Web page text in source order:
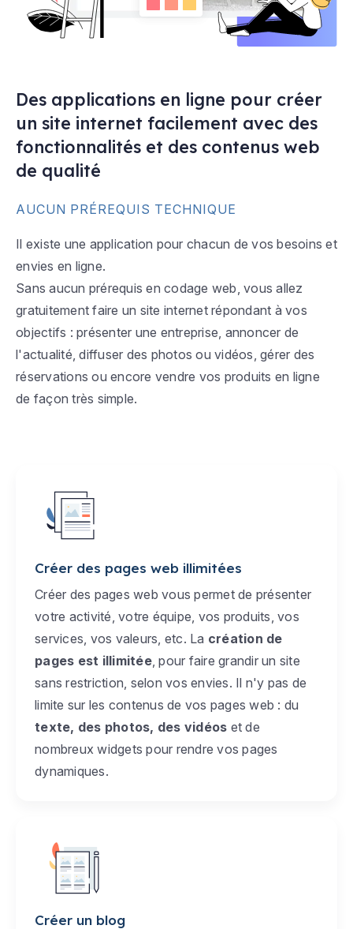
Des applications en ligne pour créer
un site internet facilement avec des
fonctionnalités et des contenus web
de qualité
AUCUN PRÉREQUIS TECHNIQUE
Il existe une application pour chacun de vos besoins et
envies en ligne.
Sans aucun prérequis en codage web, vous allez
gratuitement faire un site internet répondant à vos
objectifs : présenter une entreprise, annoncer de
l'actualité, diffuser des photos ou vidéos, gérer des
réservations ou encore vendre vos produits en ligne
de façon très simple.
Créer des pages web illimitées
Créer des pages web vous permet de présenter
votre activité, votre équipe, vos produits, vos
services, vos valeurs, etc. La création de
pages est illimitée, pour faire grandir un site
sans restriction, selon vos envies. Il n'y pas de
limite sur les contenus de vos pages web : du
texte, des photos, des vidéos et de
nombreux widgets pour rendre vos pages
dynamiques.
Créer un blog